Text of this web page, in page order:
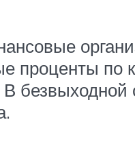
проценты по